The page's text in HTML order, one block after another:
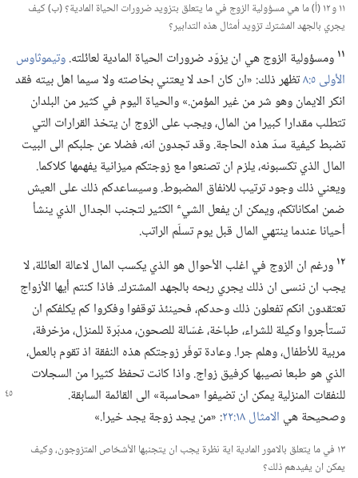
١١ و ١٢ (‏أ)‏ ما هي مسؤولية الزوج في ما يتعلق بتزويد ضرورات الحياة المادية؟‏ (‏ب)‏ كيف
يجري بالجهد المشترك تزويد أمثال هذه التدابير؟‏
١١ ومسؤولية الزوج هي ان يزوّد ضرورات الحياة المادية لعائلته.‏وتيموثاوس
الأولى ٥:‏٨
تظهر ذلك:‏ «ان كان احد لا يعتني بخاصته ولا سيما اهل بيته فقد
انكر الايمان وهو شر من غير المؤمن.‏» والحياة اليوم في كثير من البلدان
تتطلب مقدارا كبيرا من المال،‏ ويجب على الزوج ان يتخذ القرارات التي
تضبط كيفية سدّ هذه الحاجة.‏ وقد تجدون انه،‏ فضلا عن جلبكم الى البيت
المال الذي تكسبونه،‏ يلزم ان تصنعوا مع زوجتكم ميزانية يفهمها كلاكما.‏
ويعني ذلك وجود ترتيب للانفاق المضبوط.‏ وسيساعدكم ذلك على العيش
ضمن امكاناتكم،‏ ويمكن ان يفعل الشيء الكثير لتجنب الجدال الذي ينشأ
أحيانا عندما ينتهي المال قبل يوم تسلّم الراتب.‏
١٢ ورغم ان الزوج في اغلب الأحوال هو الذي يكسب المال لاعالة العائلة،‏ لا
يجب ان ننسى ان ذلك يجري ربحه بالجهد المشترك.‏ فاذا كنتم أيها الأزواج
تعتقدون انكم تفعلون ذلك وحدكم،‏ فحينئذ توقفوا وفكروا كم يكلفكم ان
تستأجروا وكيلة للشراء،‏ طباخة،‏ غسّالة للصحون،‏ مدبّرة للمنزل،‏ مزخرفة،‏
مربية للأطفال،‏ وهلم جرا.‏ وعادة توفّر زوجتكم هذه النفقة اذ تقوم بالعمل،‏
الذي هو طبعا نصيبها كرفيق زواج.‏ واذا كانت تحفظ كثيرا من السجلات
للنفقات المنزلية يمكن ان تضيفوا «محاسبة» الى القائمة السابقة.‏
وصحيحة هي الامثال ١٨:‏٢٢ ‏:‏ «من يجد زوجة يجد خيرا.‏»‏
١٣ في ما يتعلق بالامور المادية اية نظرة يجب ان يتجنبها الأشخاص المتزوجون،‏ وكيف
يمكن ان يفيدهم ذلك؟‏